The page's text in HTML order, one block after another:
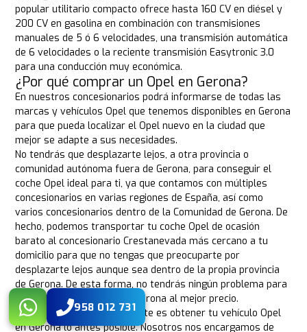
popular utilitario compacto ofrece hasta 160 CV en diésel y
200 CV en gasolina en combinación con transmisiones
manuales de 5 ó 6 velocidades, una transmisión automática
de 6 velocidades o la reciente transmisión Easytronic 3.0
para una conducción muy económica.
¿Por qué comprar un Opel en Gerona?
En nuestros concesionarios podrá informarse de todas las
marcas y vehículos Opel que tenemos disponibles en Gerona
para que pueda localizar el Opel nuevo en la ciudad que
mejor se adapte a sus necesidades.
No tendrás que desplazarte lejos, a otra provincia o
comunidad autónoma fuera de Gerona, para conseguir el
coche Opel ideal para ti, ya que contamos con múltiples
concesionarios en varias regiones de España, así como
varios concesionarios dentro de la Comunidad de Gerona. De
hecho, podemos transportar tu coche Opel de ocasión
barato al concesionario Crestanevada más cercano a tu
domicilio para que no tengas que preocuparte por
desplazarte lejos aunque sea dentro de la propia provincia
de Gerona. De esta forma, no tendrás ningún problema para
comprar tu coche Opel en Gerona al mejor precio.
Lo único que debe preocuparte es obtener tu vehículo Opel
en Gerona lo antes posible. Nosotros nos encargamos de
958 012 731